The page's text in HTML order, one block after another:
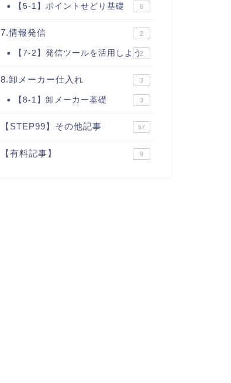
【5-1】ポイントせどり基礎 6
7.情報発信 2
【7-2】発信ツールを活用しよう2
8.卸メーカー仕入れ 3
【8-1】卸メーカー基礎 3
【STEP99】その他記事 57
【有料記事】 9